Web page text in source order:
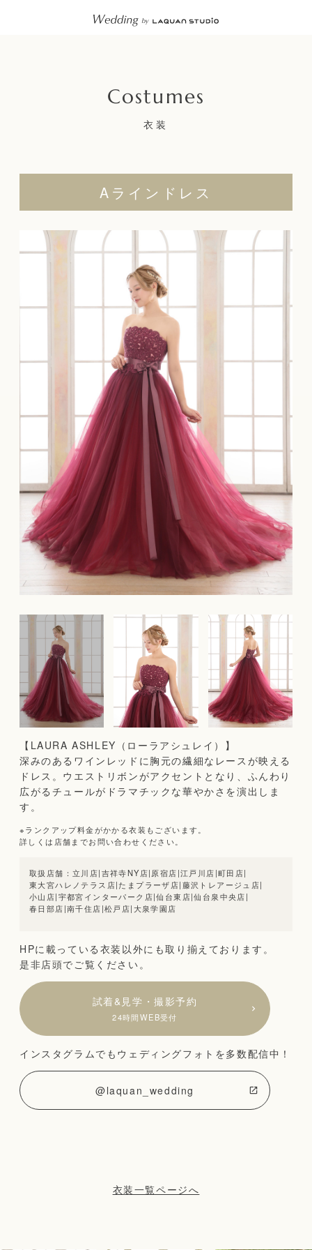
衣装
Aラインドレス
【LAURA ASHLEY（ローラアシュレイ）】
深みのあるワインレッドに胸元の繊細なレースが映える
ドレス。ウエストリボンがアクセントとなり、ふんわり
広がるチュールがドラマチックな華やかさを演出しま
す。
※ランクアップ料金がかかる衣装もございます。
詳しくは店舗までお問い合わせください。
立川店|吉祥寺NY店|原宿店|江戸川店|町田店|
東大宮ハレノテラス店|たまプラーザ店|藤沢トレアージュ店|
小山店|宇都宮インターパーク店|仙台東店|仙台泉中央店|
春日部店|南千住店|松戸店|大泉学園店
HPに載っている衣装以外にも取り揃えております。
是非店頭でご覧ください。
試着&見学・撮影予約
24時間WEB受付
インスタグラムでもウェディングフォトを多数配信中！
@laquan_wedding
衣装一覧ページへ